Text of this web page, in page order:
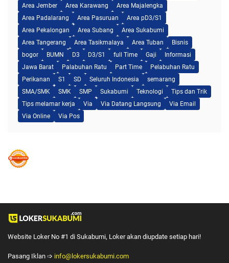
Area Jember
Area Karawang
Area Majalengka
Area Padalarang
Area Pasuruan
Area pD3/S1
Area Pekalongan
Area Subang
Area Sukabumi
Area Tangerang
Area Tasikmalaya Area Tuban
Bisnis
bogor
BUMN D3 D3/S1 full Time Gaji
Informasi
Jawa Barat
Palabuhan Ratu Part Time
Pelabuhan Ratu
Perikanan
S1 SD Seluruh Indonesia
semarang
SMA/SMK
SMK SMP Sukabumi Teknologi
Tips dan Trik
Tips melamar kerja
Via Via Datang Langsung
Via Email
Via Online
Via Pos
Website Loker No #1 di Sukabumi, Loker akan diupdate setiap hari!
Pasang Iklan ➩ info@lokersukabumi.com